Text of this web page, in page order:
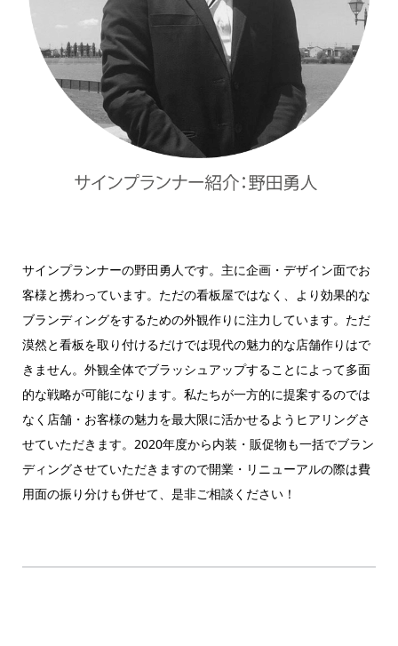
サインプランナーの野田勇人です。主に企画・デザイン面でお
客様と携わっています。ただの看板屋ではなく、より効果的な
ブランディングをするための外観作りに注力しています。ただ
漠然と看板を取り付けるだけでは現代の魅力的な店舗作りはで
きません。外観全体でブラッシュアップすることによって多面
的な戦略が可能になります。私たちが一方的に提案するのでは
なく店舗・お客様の魅力を最大限に活かせるようヒアリングさ
せていただきます。2020年度から内装・販促物も一括でブラン
ディングさせていただきますので開業・リニューアルの際は費
用面の振り分けも併せて、是非ご相談ください！